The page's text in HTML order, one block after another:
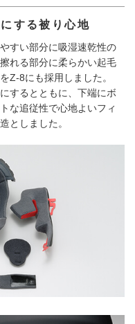
する被り心地
すい部分に吸湿速乾性の
れる部分に柔らかい起毛
Z-8にも採用しました。
するとともに、下端にボ
な追従性で心地よいフィ
としました。